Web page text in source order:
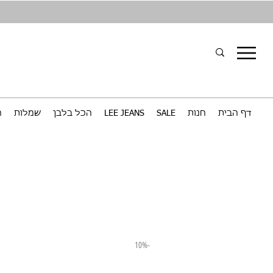
דף הבית חנות SALE
LEE JEANS הכל בלבן שמלות
-10%